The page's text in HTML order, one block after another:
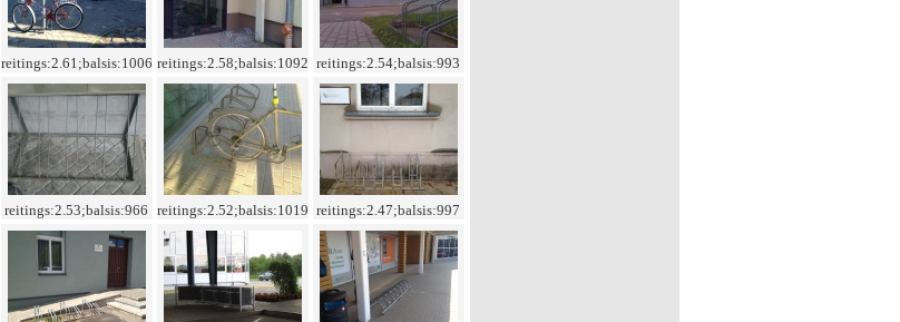
reitings:2.61;balsis:1006 reitings:2.58;balsis:1092 reitings:2.54;balsis:993
reitings:2.53;balsis:966 reitings:2.52;balsis:1019 reitings:2.47;balsis:997